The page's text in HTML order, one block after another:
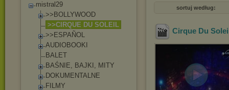
mistral29
>>BOLLYWOOD
>>CIRQUE DU SOLEIL
>>ESPAÑOL
AUDIOBOOKI
BALET
BAŚNIE, BAJKI, MITY
DOKUMENTALNE
FILMY
sortuj według:
Cirque Du